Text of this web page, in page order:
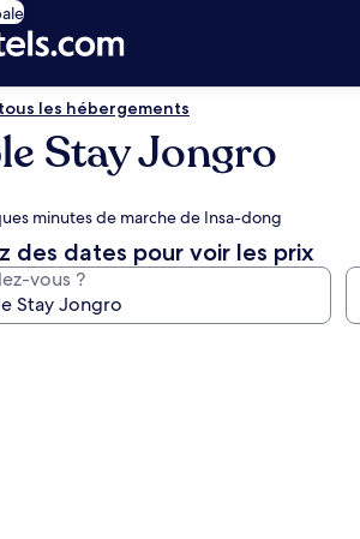
les hébergements
Stay Jongro
minutes de marche de Insa-dong
des dates pour voir les prix
vous ?